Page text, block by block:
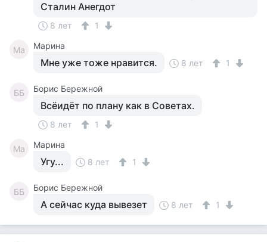
Сталин Анегдот
8 лет 1
Ма Марина
Мне уже тоже нравится. 8 лет 1
ББ Борис Бережной
Всёидёт по плану как в Советах.
8 лет 1
Ма Марина
Угу... 8 лет 1
ББ Борис Бережной
А сейчас куда вывезет 8 лет 1